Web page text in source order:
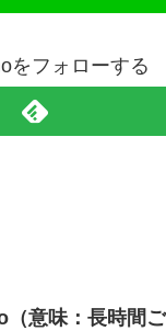
をフォローする
意味：長時間ご